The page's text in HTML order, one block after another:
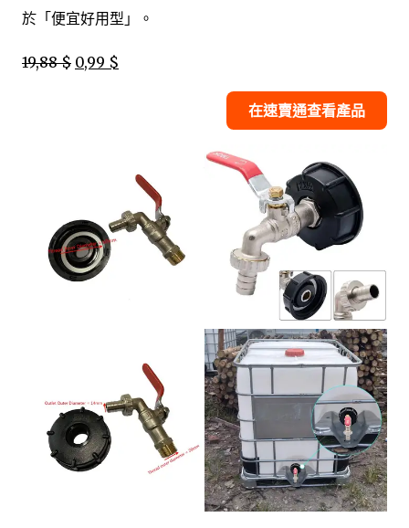
於「便宜好用型」。
19,88 $ 0,99 $
在速賣通查看產品